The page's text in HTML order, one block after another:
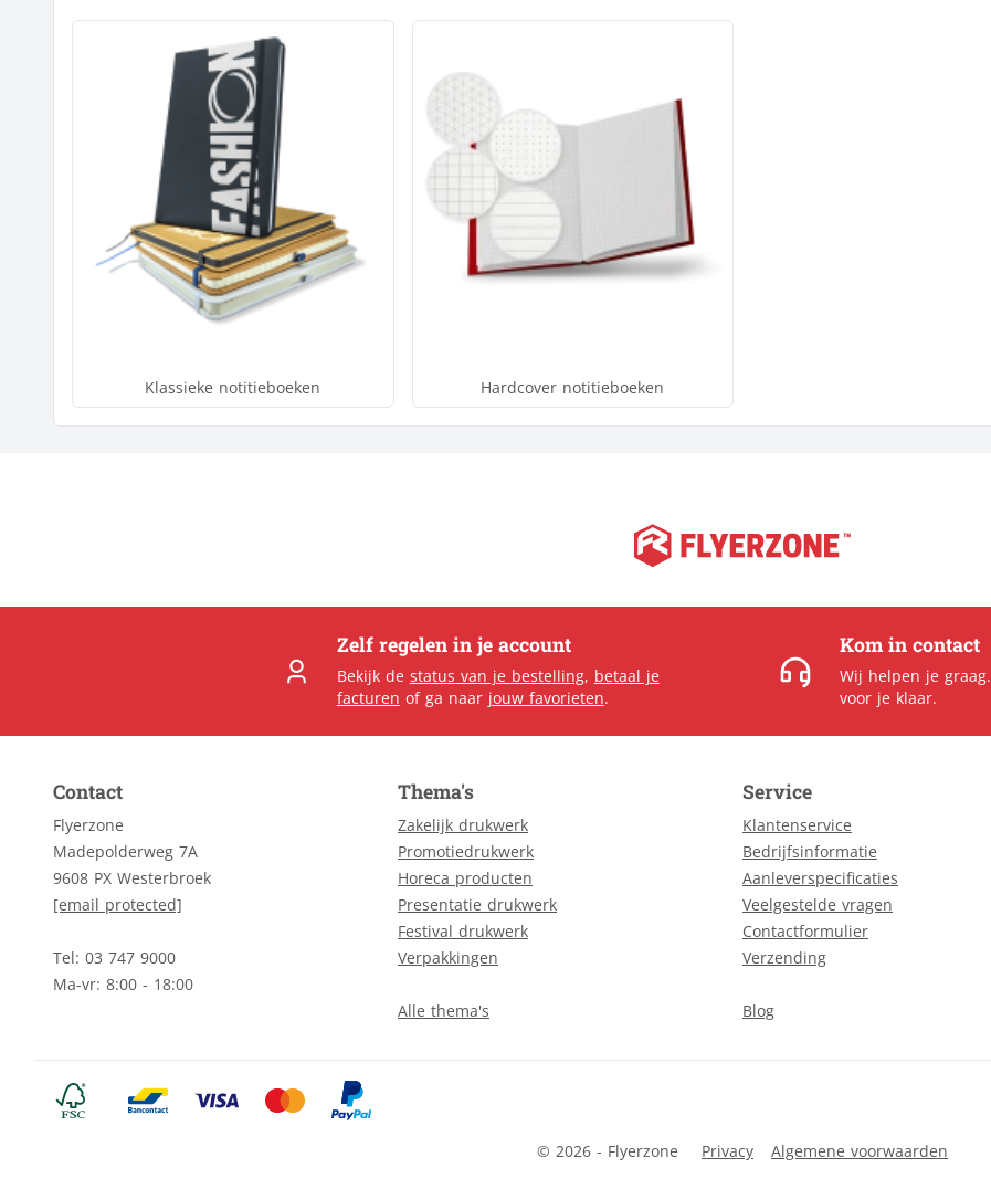
Klassieke notitieboeken Hardcover notitieboeken
Zelf regelen in je account
Bekijk de status van je bestelling, betaal je
facturen of ga naar jouw favorieten.
Kom in contact
Wij helpen je graag.
voor je klaar.
Contact
Flyerzone
Madepolderweg 7A
9608 PX Westerbroek
[email protected]
Tel: 03 747 9000
Ma-vr: 8:00 - 18:00
Thema's
Zakelijk drukwerk
Promotiedrukwerk
Horeca producten
Presentatie drukwerk
Festival drukwerk
Verpakkingen
Alle thema's
Service
Klantenservice
Bedrijfsinformatie
Aanleverspecificaties
Veelgestelde vragen
Contactformulier
Verzending
Blog
© 2026 - Flyerzone Privacy Algemene voorwaarden